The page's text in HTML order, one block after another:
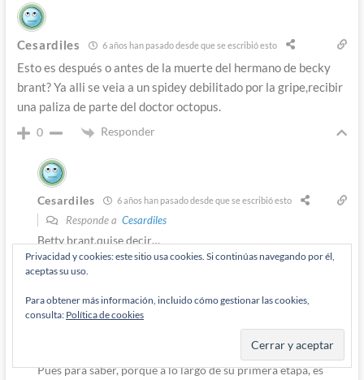
Cesardiles 6 años han pasado desde que se escribió esto
Esto es después o antes de la muerte del hermano de becky
brant? Ya alli se veia a un spidey debilitado por la gripe,recibir
una paliza de parte del doctor octopus.
0 Responder
Cesardiles 6 años han pasado desde que se escribió esto
Responde a Cesardiles
Betty brant,quise decir…
0 Responder
6 años han pasado desde que se escribió esto
Pues para saber, porque a lo largo de su primera etapa, es
Privacidad y cookies: este sitio usa cookies. Si continúas navegando por él,
aceptas su uso.
Para obtener más información, incluido cómo gestionar las cookies,
consulta: Política de cookies